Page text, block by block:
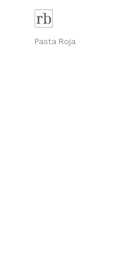
Pasta Roja